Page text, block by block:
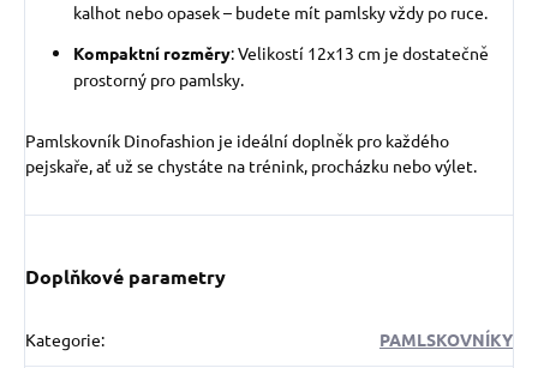
kalhot nebo opasek – budete mít pamlsky vždy po ruce.
Kompaktní rozměry: Velikostí 12x13 cm je dostatečně
prostorný pro pamlsky.
Pamlskovník Dinofashion je ideální doplněk pro každého
pejskaře, ať už se chystáte na trénink, procházku nebo výlet.
Doplňkové parametry
Kategorie: PAMLSKOVNÍKY